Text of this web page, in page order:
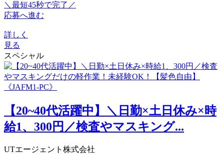
＼最短45秒で完了／
応募へ進む
詳しく
見る
スペシャル
【20~40代活躍中】＼日勤×土日休み×時
給1、300円／検査やマスキング...
UTエージェント株式会社